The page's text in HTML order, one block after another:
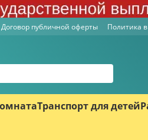
Договор публичной оферты Политика
Транспорт для детей